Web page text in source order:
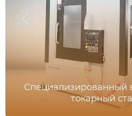
Специализированный
токарный